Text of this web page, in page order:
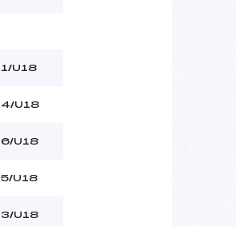
1/U18
4/U18
6/U18
5/U18
3/U18